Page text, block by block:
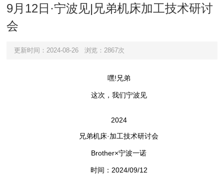
9月12日·宁波见|兄弟机床加工技术研讨
会
更新时间：2024-08-26 浏览：2867次
嘿!兄弟
这次，我们宁波见
2024
兄弟机床·加工技术研讨会
Brother×宁波一诺
时间：2024/09/12